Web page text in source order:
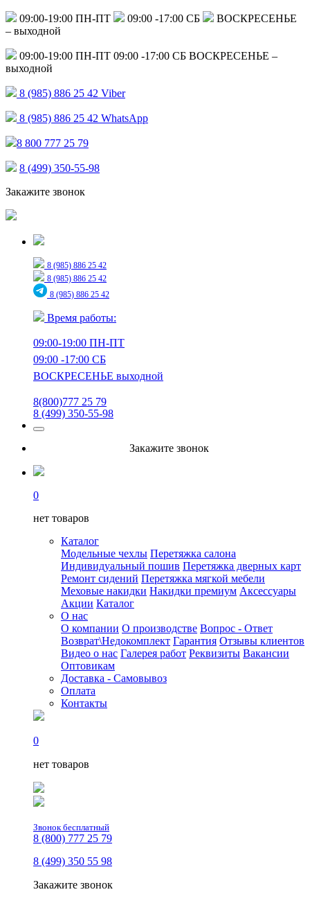
09:00-19:00 ПН-ПТ 09:00 -17:00 СБ
ВОСКРЕСЕНЬЕ
– выходной
09:00-19:00 ПН-ПТ 09:00 -17:00 СБ ВОСКРЕСЕНЬЕ –
выходной
8 (985) 886 25 42 Viber
8 (985) 886 25 42 WhatsApp
8 800 777 25 79
8 (499) 350-55-98
Закажите звонок
8 (985) 886 25 42
8 (985) 886 25 42
8 (985) 886 25 42
Время работы:
09:00-19:00 ПН-ПТ
09:00 -17:00 СБ
ВОСКРЕСЕНЬЕ выходной
8(800)777 25 79
8 (499) 350-55-98
Закажите звонок
0
нет товаров
Каталог
Модельные чехлы Перетяжка салона
Индивидуальный пошив Перетяжка дверных карт
Ремонт сидений Перетяжка мягкой мебели
Меховые накидки Накидки премиум Аксессуары
Акции Каталог
О нас
О компании О производстве Вопрос - Ответ
Возврат\Недокомплект Гарантия Отзывы клиентов
Видео о нас Галерея работ Реквизиты Вакансии
Оптовикам
Доставка - Самовывоз
Оплата
Контакты
0
нет товаров
Звонок бесплатный
8 (800) 777 25 79
8 (499) 350 55 98
Закажите звонок